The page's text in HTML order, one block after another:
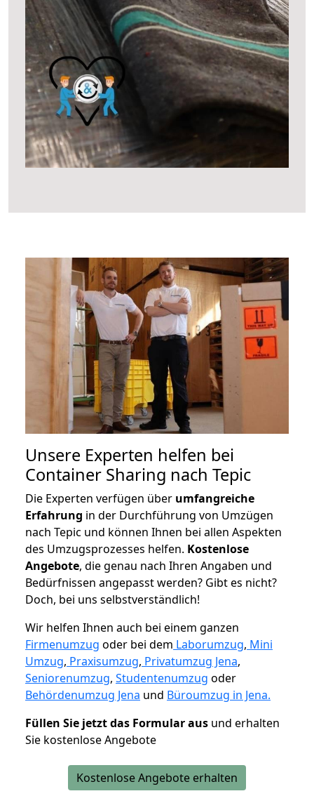
Unsere Experten helfen bei
Container Sharing nach Tepic
Die Experten verfügen über umfangreiche
Erfahrung in der Durchführung von Umzügen
nach Tepic und können Ihnen bei allen Aspekten
des Umzugsprozesses helfen. Kostenlose
Angebote, die genau nach Ihren Angaben und
Bedürfnissen angepasst werden? Gibt es nicht?
Doch, bei uns selbstverständlich!
Wir helfen Ihnen auch bei einem ganzen
Firmenumzug oder bei dem Laborumzug, Mini
Umzug, Praxisumzug, Privatumzug Jena,
Seniorenumzug, Studentenumzug oder
Behördenumzug Jena und Büroumzug in Jena.
Füllen Sie jetzt das Formular aus und erhalten
Sie kostenlose Angebote
Kostenlose Angebote erhalten